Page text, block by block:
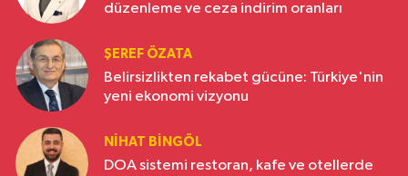
düzenleme ve ceza indirim oranları
ŞEREF ÖZATA
Belirsizlikten rekabet gücüne: Türkiye'nin
yeni ekonomi vizyonu
NIHAT BINGÖL
DOA sistemi restoran, kafe ve otellerde